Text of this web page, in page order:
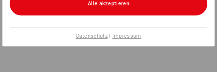
Alle akzeptieren
Datenschutz| Impressum